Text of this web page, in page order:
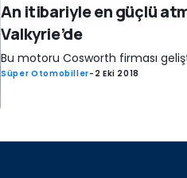
An itibariyle en güçlü
Valkyrie’de
Bu motoru Cosworth firması
Süper Otomobiller- 2 Eki 2018